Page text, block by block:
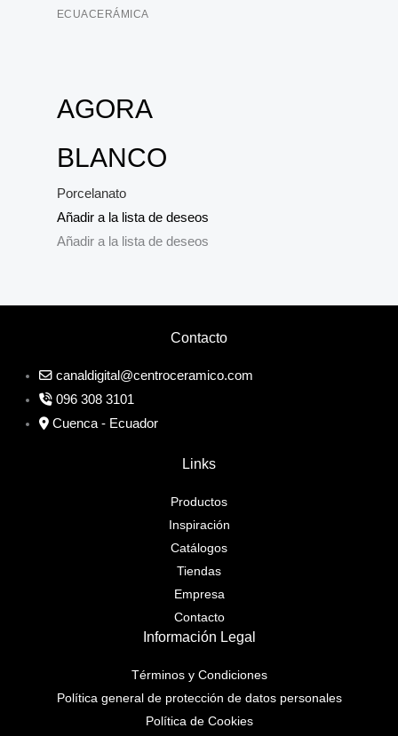
ECUACERÁMICA
AGORA
BLANCO
Porcelanato
Añadir a la lista de deseos
Añadir a la lista de deseos
Contacto
canaldigital@centroceramico.com
096 308 3101
Cuenca - Ecuador
Links
Productos
Inspiración
Catálogos
Tiendas
Empresa
Contacto
Información Legal
Términos y Condiciones
Política general de protección de datos personales
Política de Cookies